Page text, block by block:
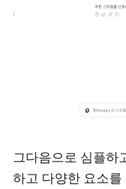
그다음으로 심플하
하고 다양한 요소